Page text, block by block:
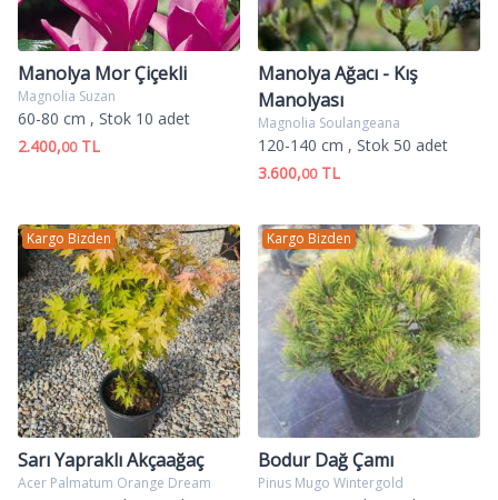
Manolya Mor Çiçekli
Magnolia Suzan
60-80 cm , Stok 10 adet
2.400,00TL
Manolya Ağacı - Kış
Manolyası
Magnolia Soulangeana
120-140 cm , Stok 50 adet
3.600,00TL
Kargo Bizden
Sarı Yapraklı Akçaağaç
Acer Palmatum Orange Dream
Kargo Bizden
Bodur Dağ Çamı
Pinus Mugo Wintergold